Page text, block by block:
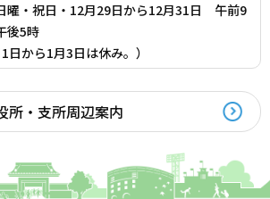
曜・祝日・12月29日から12月31日 午前9
後5時
日から1月3日は休み。）
所・支所周辺案内